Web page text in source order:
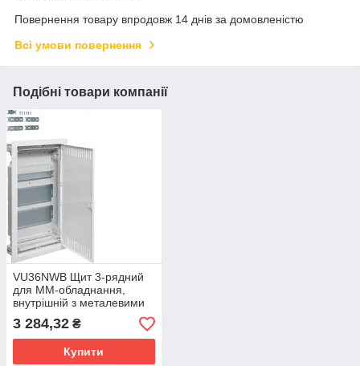
Повернення товару впродовж 14 днів за домовленістю
Всі умови повернення
Подібні товари компанії
VU36NWB Щит 3-рядний
для ММ-обладнання,
внутрішній з металевими
дверцятами VOLTA
3 284,32 ₴
Купити